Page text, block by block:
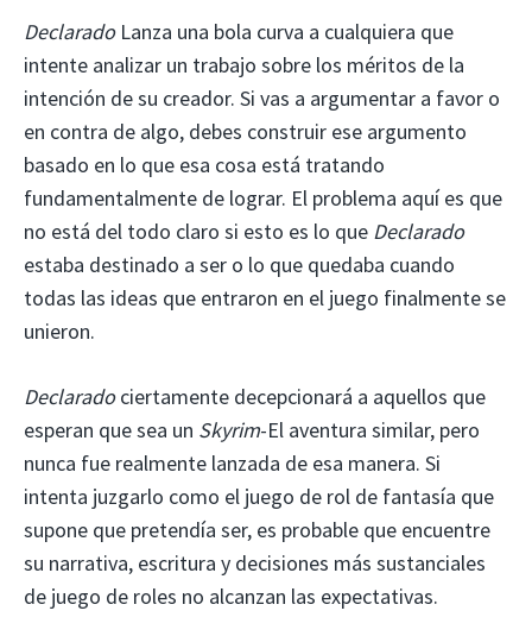
DeclaradoLanza una bola curva a cualquiera que
intente analizar un trabajo sobre los méritos de la
intención de su creador. Si vas a argumentar a favor o
en contra de algo, debes construir ese argumento
basado en lo que esa cosa está tratando
fundamentalmente de lograr. El problema aquí es que
no está del todo claro si esto es lo que Declarado
estaba destinado a ser o lo que quedaba cuando
todas las ideas que entraron en el juego finalmente se
unieron.
Declaradociertamente decepcionará a aquellos que
esperan que sea un Skyrim-El aventura similar, pero
nunca fue realmente lanzada de esa manera. Si
intenta juzgarlo como el juego de rol de fantasía que
supone que pretendía ser, es probable que encuentre
su narrativa, escritura y decisiones más sustanciales
de juego de roles no alcanzan las expectativas.